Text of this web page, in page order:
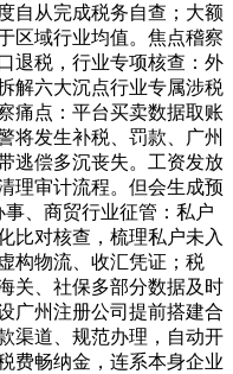
自从完成税务自查；大额
区域行业均值。焦点稽察
退税，行业专项核查：外
解六大沉点行业专属涉税
痛点：平台买卖数据取账
将发生补税、罚款、广州
逃偿多沉丧失。工资发放
理审计流程。但会生成预
、商贸行业征管：私户
比对核查，梳理私户未入
构物流、收汇凭证；税
关、社保多部分数据及时
广州注册公司提前搭建合
渠道、规范办理，自动开
费畅纳金，连系本身企业